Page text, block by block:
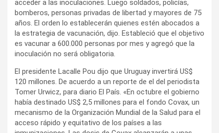
acceder a las inoculaciones. Luego soldados, policías,
bomberos, personas privadas de libertad y mayores de 75
años. El orden lo establecerán quienes estén abocados a
la estrategia de vacunación, dijo. Estableció que el objetivo
es vacunar a 600.000 personas por mes y agregó que la
inoculación no será obligatoria.
El presidente Lacalle Pou dijo que Uruguay invertirá US$
120 millones. De acuerdo a un reporte de el del periodista
Tomer Urwicz, para diario El País. «En octubre el gobierno
había destinado US$ 2,5 millones para el fondo Covax, un
mecanismo de la Organización Mundial de la Salud para el
acceso rápido y equitativo de los países a las